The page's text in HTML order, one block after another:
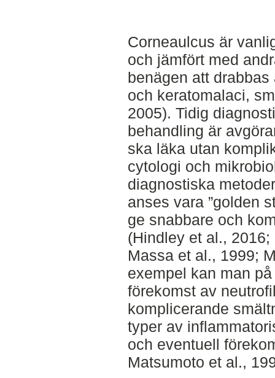
Corneaulcus är
och jämfört med
benägen att
och keratomalaci,
2005). Tidig
behandling är
ska läka utan
cytologi och
diagnostiska
anses vara ”golden
ge snabbare och
(Hindley et al.,
Massa et al., 1999;
exempel kan man
förekomst av
komplicerande
typer av
och eventuell
Matsumoto et al.,